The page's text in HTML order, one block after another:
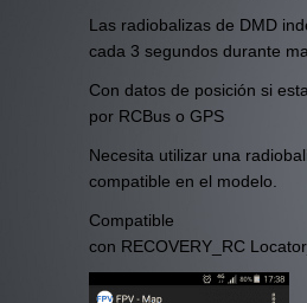
Las radiobalizas de DMD
cada 3 segundos durante
Con datos de posición si
por RCBus o GPS
Necesita utilizar una
compatible en el modelo.
Compatible
con RECOVERY_RC